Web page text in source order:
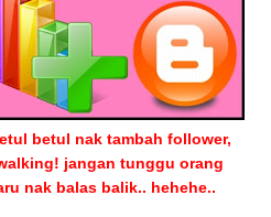
betul nak tambah follower,
jangan tunggu orang
nak balas balik.. hehehe..